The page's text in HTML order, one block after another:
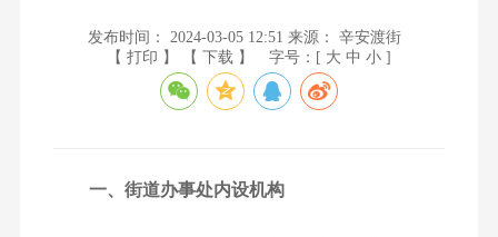
发布时间： 2024-03-05 12:51 来源： 辛安渡街
【 打印 】
【 下载 】 字号：[ 大 中 小 ]
一、街道办事处内设机构